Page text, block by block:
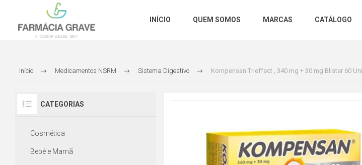
INÍCIO QUEM SOMOS MARCAS CATÁLOGO
Início Medicamentos NSRM Sistema Digestivo Kompensan Trieffect , 340 mg + 30 mg Blister 60
CATEGORIAS
Cosmética
Bebé e Mamã